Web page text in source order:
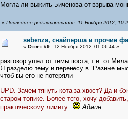
Могла ли выжить Биченова от взрыва
« Последнее редактирование: 11 Ноября 2012,
sebenza, снайперша и прочие
« Ответ #9 :12 Ноября 2012, 01:06:44 »
разговор ушел от темы поста, т.е. от
Я разделю тему и перенесу в "Разные
чтоб вы его не потеряли
UPD. Зачем тянуть кота за хвост? Да и
старом топике. Более того, хочу
практическому лимиту.
Админ